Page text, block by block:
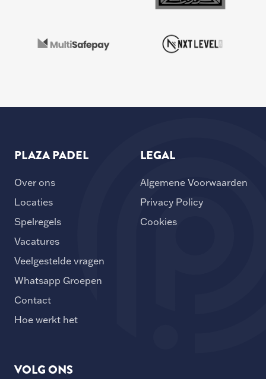
PLAZA PADEL
Over ons
Locaties
Spelregels
Vacatures
Veelgestelde vragen
Whatsapp Groepen
Contact
Hoe werkt het
LEGAL
Algemene Voorwaarden
Privacy Policy
Cookies
VOLG ONS